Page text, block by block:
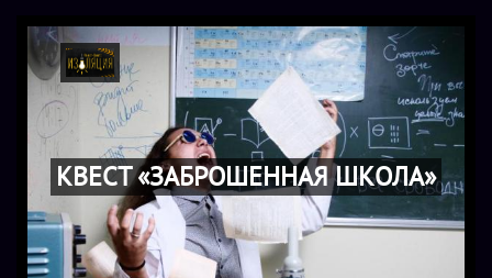
КВЕСТ «ЗАБРОШЕННАЯ ШКОЛА»